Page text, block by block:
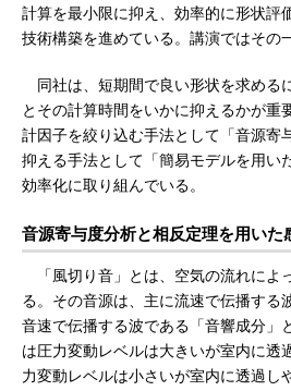
計算を最小限に抑え、効率的に形状評
技術構築を進めている。講演ではその
同社は、短期間で良い形状を求める
とその計算時間をいかに抑えるかが重
計因子を絞り込む手法として「音源寄
抑える手法として「簡易モデルを用い
効率化に取り組んでいる。
音源寄与度分析と相反定理を用いた
「風切り音」とは、空気の流れによ
る。その音源は、主に流速で伝播する
音速で伝播する波である「音響成分」
は圧力変動レベルは大きいが室内に透
力変動レベルは小さいが室内に透過し